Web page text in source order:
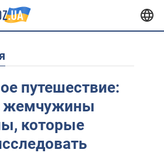
путешествие:
жемчужины
которые